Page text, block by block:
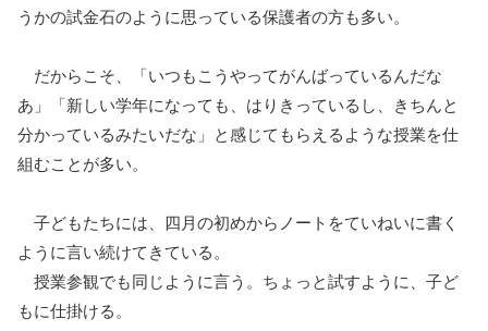
うかの試金石のように思っている保護者の方も多い。
だからこそ、「いつもこうやってがんばっているんだな
あ」「新しい学年になっても、はりきっているし、きちんと
分かっているみたいだな」と感じてもらえるような授業を仕
組むことが多い。
子どもたちには、四月の初めからノートをていねいに書く
ように言い続けてきている。
授業参観でも同じように言う。ちょっと試すように、子ど
もに仕掛ける。